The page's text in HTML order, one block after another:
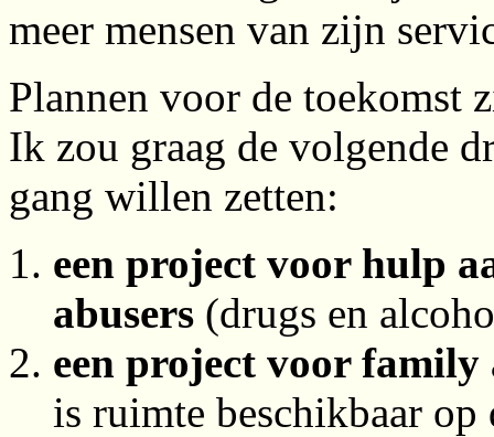
meer mensen van zijn
Plannen voor de toekomst
Ik zou graag de volgende
gang willen zetten:
een project voor hulp
abusers (drugs en
een project voor
is ruimte beschikbaar